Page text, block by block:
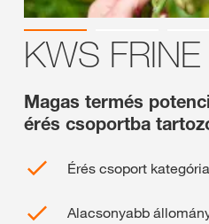
KWS FRINE
Magas termés
érés csoportba
Érés csoport
Alacsonyabb